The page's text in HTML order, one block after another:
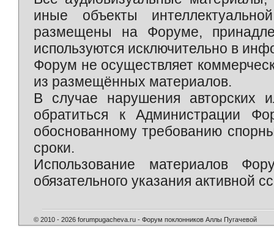
иные объекты
размещены на Форуме,
используются исключительно в
Форум не осуществляет
из размещённых материалов.
В случае нарушения авторских
обратиться к Администрации
обоснованному требованию
сроки.
Использование материалов
обязательного указания активной
© 2010 - 2026 forumpugacheva.ru - Форум поклонников Аллы Пугачевой